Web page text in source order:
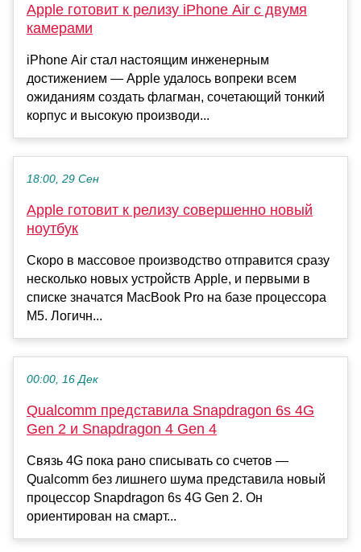
Apple готовит к релизу iPhone Air с двумя
камерами
iPhone Air стал настоящим инженерным
достижением — Apple удалось вопреки всем
ожиданиям создать флагман, сочетающий тонкий
корпус и высокую производи...
18:00, 29 Сен
Apple готовит к релизу совершенно новый
ноутбук
Скоро в массовое производство отправится сразу
несколько новых устройств Apple, и первыми в
списке значатся MacBook Pro на базе процессора
M5. Логичн...
00:00, 16 Дек
Qualcomm представила Snapdragon 6s 4G
Gen 2 и Snapdragon 4 Gen 4
Связь 4G пока рано списывать со счетов —
Qualcomm без лишнего шума представила новый
процессор Snapdragon 6s 4G Gen 2. Он
ориентирован на смарт...